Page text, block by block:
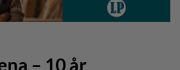
– 10 år